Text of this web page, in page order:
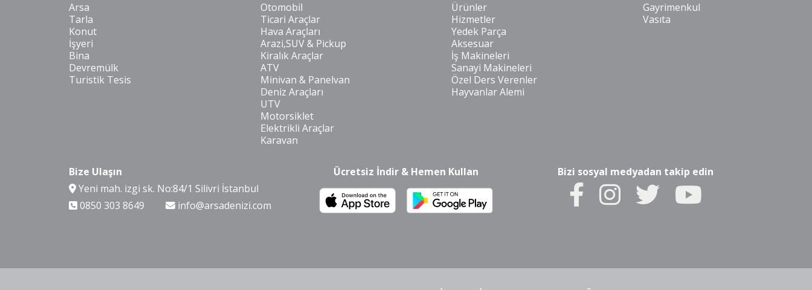
Arsa
Tarla
Konut
İşyeri
Bina
Devremülk
Turistik Tesis
Otomobil
Ticari Araçlar
Hava Araçları
Arazi,SUV & Pickup
Kiralık Araçlar
ATV
Minivan & Panelvan
Deniz Araçları
UTV
Motorsiklet
Elektrikli Araçlar
Karavan
Ürünler
Hizmetler
Yedek Parça
Aksesuar
İş Makineleri
Sanayi Makineleri
Özel Ders Verenler
Hayvanlar Alemi
Gayrimenkul
Vasıta
Bize Ulaşın
Yeni mah. izgi sk. No:84/1 Silivri İstanbul
0850 303 8649
info@arsadenizi.com
Ücretsiz İndir & Hemen Kullan Bizi sosyal medyadan takip edin